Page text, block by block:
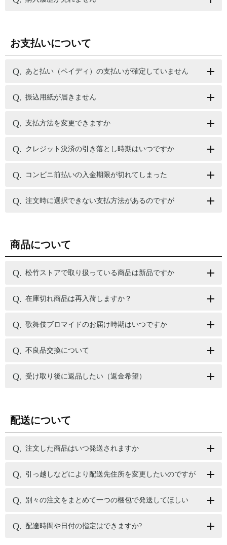
お支払いについて
あと払い（ペイディ）の支払いが確定していません
振込用紙が届きません
支払方法を変更できますか
クレジット決済の引き落とし時期はいつですか
コンビニ前払いの入金期限が切れてしまった
注文時に選択できない支払方法があるのですが
商品について
松竹ストアで取り扱っている商品は新品ですか
在庫切れ商品は再入荷しますか？
歌舞伎ブロマイドのお届け時期はいつですか
不良品交換について
受け取り後に返品したい（返金希望）
配送について
注文した商品はいつ発送されますか
引っ越しなどにより配送先住所を変更したいのですが
別々の注文をまとめて一つの梱包で発送してほしい
配達時間や日付の指定はできますか?